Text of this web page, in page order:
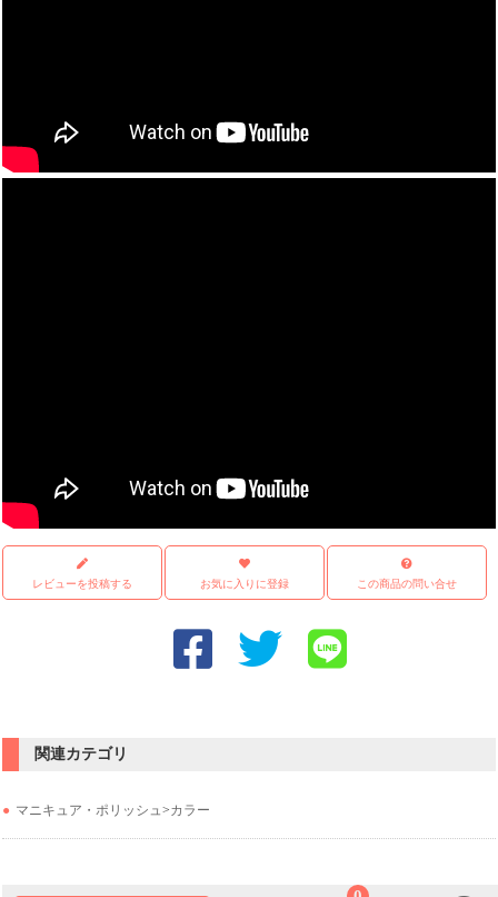
レビューを投稿する お気に入りに登録 この商品の問い合せ
関連カテゴリ
マニキュア・ポリッシュ>カラー